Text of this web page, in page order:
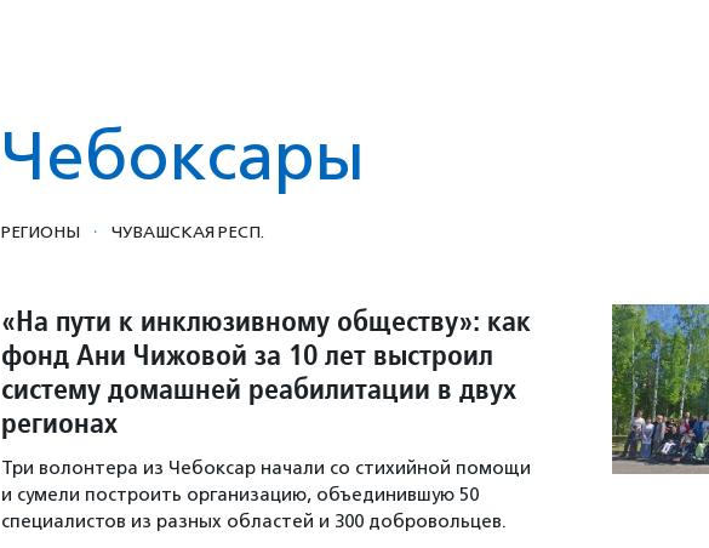
Чебоксары
РЕГИОНЫ · ЧУВАШСКАЯ РЕСП.
«На пути к инклюзивному обществу»: как
фонд Ани Чижовой за 10 лет выстроил
систему домашней реабилитации в двух
регионах
Три волонтера из Чебоксар начали со стихийной помощи
и сумели построить организацию, объединившую 50
специалистов из разных областей и 300 добровольцев.